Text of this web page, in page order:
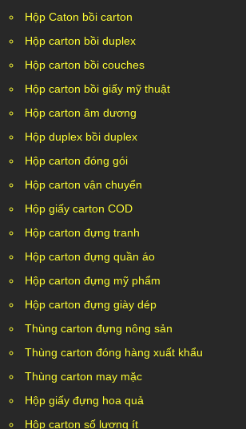
Hộp Caton bồi carton
Hộp carton bồi duplex
Hộp carton bồi couches
Hộp carton bồi giấy mỹ thuật
Hộp carton âm dương
Hộp duplex bồi duplex
Hộp carton đóng gói
Hộp carton vận chuyển
Hộp giấy carton COD
Hộp carton đựng tranh
Hộp carton đựng quần áo
Hộp carton đựng mỹ phẩm
Hộp carton đựng giày dép
Thùng carton đựng nông sản
Thùng carton đóng hàng xuất khẩu
Thùng carton may mặc
Hộp giấy đựng hoa quả
Hộp carton số lượng ít